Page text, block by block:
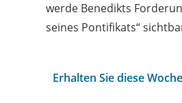
werde Benedikts
seines Pontifikats“
Erhalten Sie diese